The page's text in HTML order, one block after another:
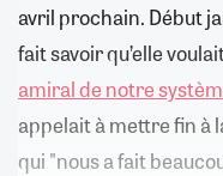
avril prochain. Début
fait savoir qu’elle
amiral de notre
appelait à mettre fin à
qui "nous a fait